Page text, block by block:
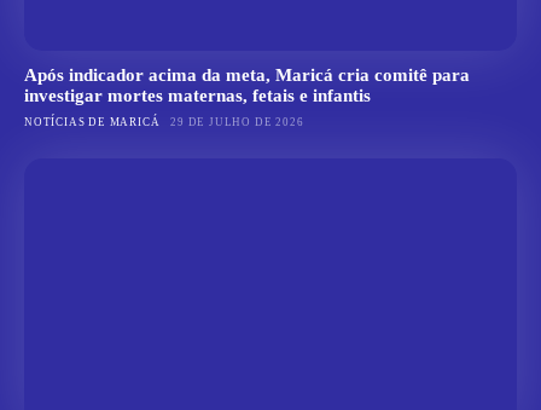
Após indicador acima da meta, Maricá cria comitê para
investigar mortes maternas, fetais e infantis
NOTÍCIAS DE MARICÁ 29 DE JULHO DE 2026